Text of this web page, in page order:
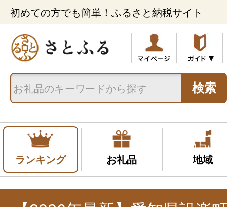
初めての方でも簡単！ふるさと納税サイト
検索
ランキング お礼品 地域